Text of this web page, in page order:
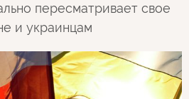
пересматривает свое
и украинцам